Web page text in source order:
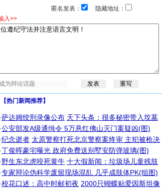
匿名发表：
隐藏地址：
入>>
【热门新闻推荐】
·萨达姆绞刑录像公布 天下头条：很多秘密带入坟墓
·公安部发A级通缉令 5万悬红佛山灭门案疑凶(图)
·纪念逝者 太原警察打死北京警察案终审 主犯被枪决
·丁俊晖豪宅曝光 政府免费送别墅安防弹玻璃(图)
·野生东北虎咬死黄牛 十大假新闻：垃圾场儿童残肢
·专家辩论伪科学废留现场混乱 几乎成肢体PK(组图)
·校花口述：高中时献初夜 2000只蝴蝶贴爱因斯坦像